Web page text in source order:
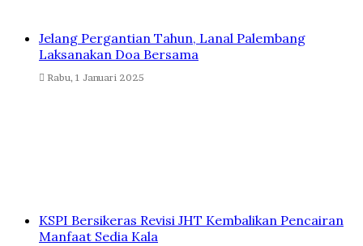
Jelang Pergantian Tahun, Lanal Palembang
Laksanakan Doa Bersama
Rabu, 1 Januari 2025
KSPI Bersikeras Revisi JHT Kembalikan Pencairan
Manfaat Sedia Kala